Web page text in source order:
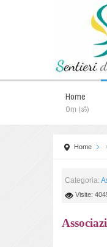
Home
Oṃ (ॐ)
Home
Categoria:
Visite: